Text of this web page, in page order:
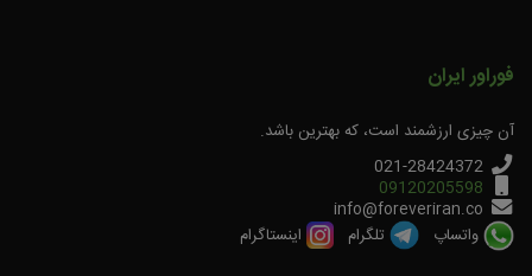
فوراور ایران
آن چیزی ارزشمند است، که بهترین باشد.
021-28424372
09120205598
info@foreveriran.co
واتساپ
تلگرام اینستاگرام